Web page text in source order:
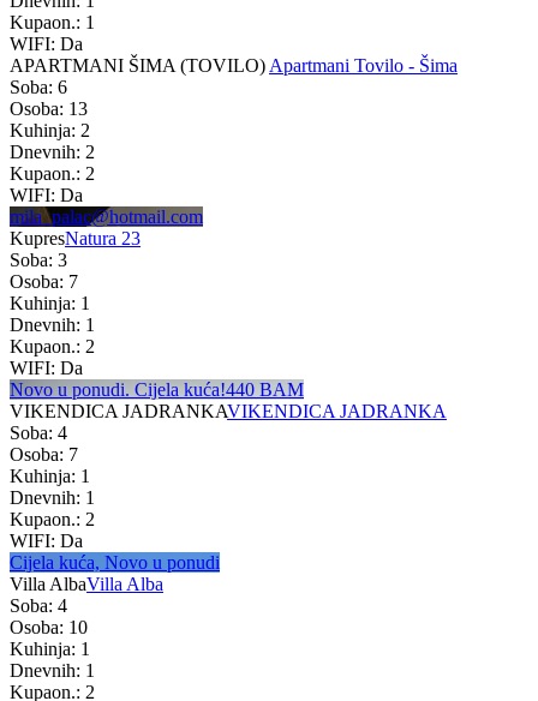
Kupaon.: 1
WIFI: Da
APARTMANI ŠIMA (TOVILO) Apartmani Tovilo - Šima
Soba: 6
Osoba: 13
Kuhinja: 2
Dnevnih: 2
Kupaon.: 2
WIFI: Da
mila_palac@hotmail.com
KupresNatura 23
Soba: 3
Osoba: 7
Kuhinja: 1
Dnevnih: 1
Kupaon.: 2
WIFI: Da
Novo u ponudi. Cijela kuća!440 BAM
VIKENDICA JADRANKAVIKENDICA JADRANKA
Soba: 4
Osoba: 7
Kuhinja: 1
Dnevnih: 1
Kupaon.: 2
WIFI: Da
Cijela kuća, Novo u ponudi
Villa AlbaVilla Alba
Soba: 4
Osoba: 10
Kuhinja: 1
Dnevnih: 1
Kupaon.: 2